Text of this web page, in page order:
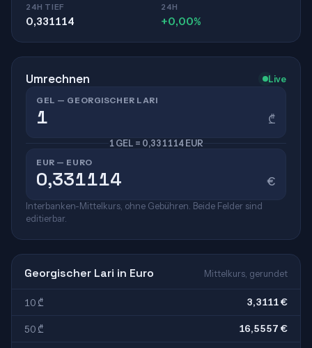
24H TIEF
0,331114
24H
+0,00%
Umrechnen Live
GEL — GEORGISCHER LARI
₾
1 GEL = 0,331114 EUR
EUR — EURO
€
Interbanken-Mittelkurs, ohne Gebühren. Beide Felder sind
editierbar.
Georgischer Lari in Euro Mittelkurs, gerundet
10 ₾ 3,3111 €
50 ₾ 16,5557 €